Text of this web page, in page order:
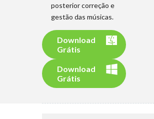
posterior correção e
gestão das músicas.
Download
Grátis
Download
Grátis